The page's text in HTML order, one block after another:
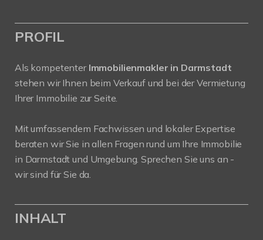
PROFIL
Als kompetenter Immobilienmakler in Darmstadt
stehen wir Ihnen beim Verkauf und bei der Vermietung
Ihrer Immobilie zur Seite.
Mit umfassendem Fachwissen und lokaler Expertise
beraten wir Sie in allen Fragen rund um Ihre Immobilie
in Darmstadt und Umgebung. Sprechen Sie uns an -
wir sind für Sie da.
INHALT